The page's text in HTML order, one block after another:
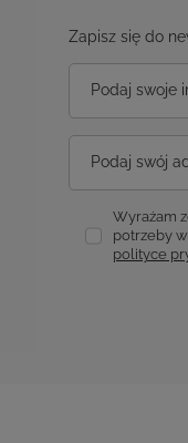
Podaj swoje
Wyrażam
potrzeby